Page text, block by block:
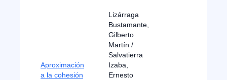
Aproximación
a la cohesión
Lizárraga
Bustamante,
Gilberto
Martín /
Salvatierra
Izaba,
Ernesto